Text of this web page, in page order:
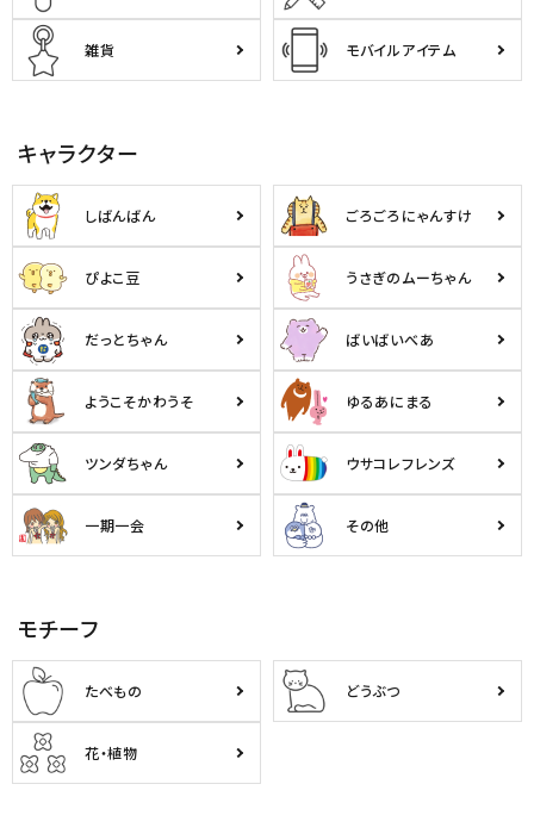
雑貨 モバイルアイテム
キャラクター
しばんばん ごろごろにゃんすけ
ぴよこ豆 うさぎのムーちゃん
だっとちゃん ばいばいべあ
ようこそかわうそ ゆるあにまる
ツンダちゃん ウサコレフレンズ
一期一会 その他
モチーフ
たべもの どうぶつ
花・植物